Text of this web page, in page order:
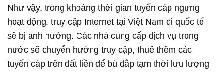
Như vậy, trong khoảng thời gian tuyến cáp ngưng
hoạt động, truy cập Internet tại Việt Nam đi quốc tế
sẽ bị ảnh hưởng. Các nhà cung cấp dịch vụ trong
nước sẽ chuyển hướng truy cập, thuê thêm các
tuyến cáp trên đất liền để bù đắp tạm thời lưu lượng